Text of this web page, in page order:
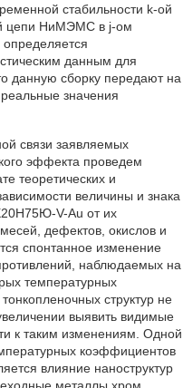
стабильности k-ой
цепи НиМЭМС в j-ом
данным для
данную сборку передают на
значения
связи заявляемых
эффекта проведем
теоретических и
величины и знака
V-Au от их
дефектов, окислов и
спонтанное изменение
наблюдаемых на
температурных
структур не
выявить видимые
к таким изменениям. Одной
коэффициентов
влияние наноструктур